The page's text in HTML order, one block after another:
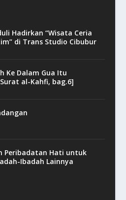
Hadirkan “Wisata Ceria
di Trans Studio Cibubur
Ke Dalam Gua Itu
al-Kahfi, bag.6]
Peribadatan Hati untuk
Ibadah Lainnya